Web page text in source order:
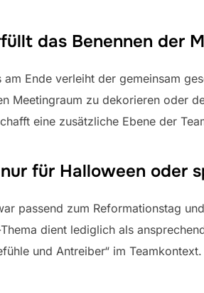
das Benennen der
am Ende verleiht der gemeinsam
Meetingraum zu dekorieren oder
eine zusätzliche Ebene der
für Halloween oder
passend zum Reformationstag
dient lediglich als
und Antreiber“ im Teamkontext.